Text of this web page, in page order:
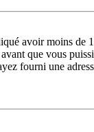
avoir moins de
que vous
fourni une